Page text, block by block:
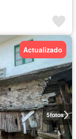
5fotos
Actualizado